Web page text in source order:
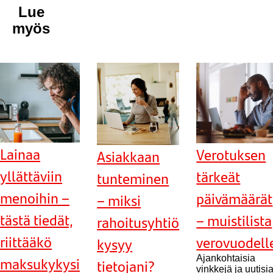
Lue
myös
Lainaa
yllättäviin
menoihin –
tästä tiedät,
riittääkö
maksukykysi
Asiakkaan
tunteminen
– miksi
rahoitusyhtiö
kysyy
tietojani?
Verotuksen
tärkeät
päivämäärät
– muistilista
Ajankohtaisia
vinkkejä ja